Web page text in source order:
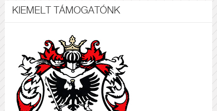
KIEMELT TÁMOGATÓNK